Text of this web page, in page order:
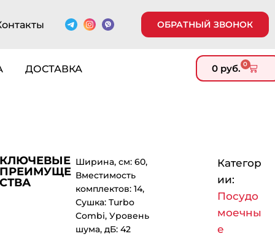
ОБРАТНЫЙ ЗВОНОК
ДОСТАВКА 0 руб. 0
КЛЮЧЕВЫЕ
ПРЕИМУЩЕ
СТВА
Ширина, см: 60,
Вместимость
комплектов: 14,
Сушка: Turbo
Combi, Уровень
шума, дБ: 42
Категор
ии:
Посудо
моечны
е